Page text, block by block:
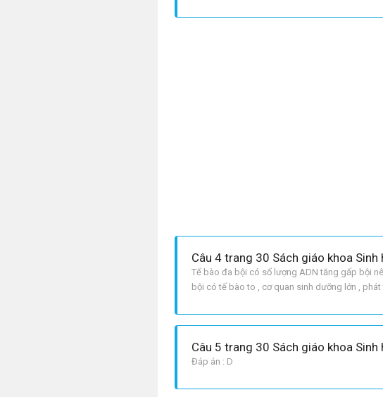
Câu 4 trang 30 Sách giáo khoa Sinh
Tế bào đa bội có số lượng ADN tăng gấp bội
bội có tế bào to , cơ quan sinh dưỡng lớn ,
Câu 5 trang 30 Sách giáo khoa Sinh
Đáp án : D